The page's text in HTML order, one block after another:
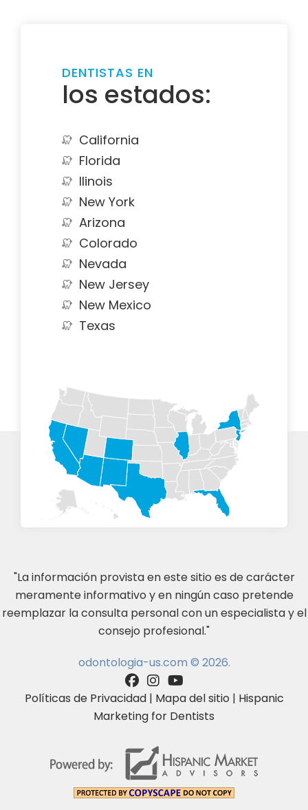
DENTISTAS EN
los estados:
California
Florida
Ilinois
New York
Arizona
Colorado
Nevada
New Jersey
New Mexico
Texas
"La información provista en este sitio es de carácter
meramente informativo y en ningún caso pretende
reemplazar la consulta personal con un especialista y el
consejo profesional."
odontologia-us.com © 2026.
Políticas de Privacidad| Mapa del sitio | Hispanic
Marketing for Dentists